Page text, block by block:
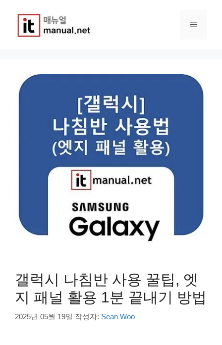
메
갤럭시 나침반 사용 꿀팁, 엣
지 패널 활용 1분 끝내기 방법
2025년 05월 19일 작성자: Sean Woo